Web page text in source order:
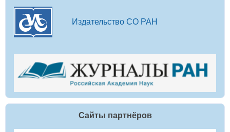
Издательство СО РАН
Сайты партнёров